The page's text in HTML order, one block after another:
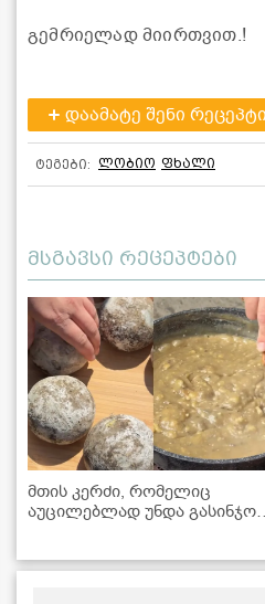
გემრიელად მიირთვით.!
დაამატე შენი რეცეპტი
ტეგები: ლობიო ფხალი
მსგავსი რეცეპტები
მთის კერძი, რომელიც
აუცილებლად უნდა გასინჯოთ